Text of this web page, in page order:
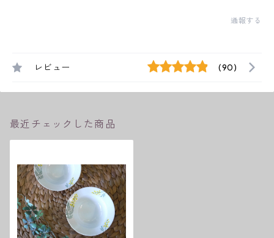
通報する
レビュー (90)
最近チェックした商品